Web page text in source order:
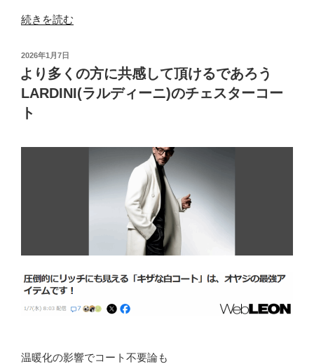
ャ
ッ
ト”
の
“あ
て
ブ
ラ
ド
LARDINI(ラ
デ
ィ
の
続きを読む
投
稿
日:
2026年1月7日
より多くの方に共感して頂けるであろう
LARDINI(ラルディーニ)のチェスターコー
ト
温暖化の影響でコート不要論も